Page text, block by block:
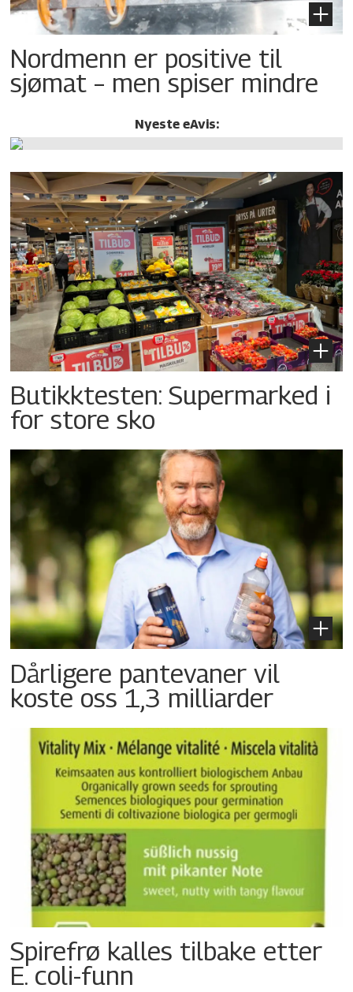
Nordmenn er positive til
sjømat – men spiser mindre
Nyeste eAvis:
Butikktesten: Supermarked i
for store sko
Dårligere pantevaner vil
koste oss 1,3 milliarder
Spirefrø kalles tilbake etter
E. coli-funn